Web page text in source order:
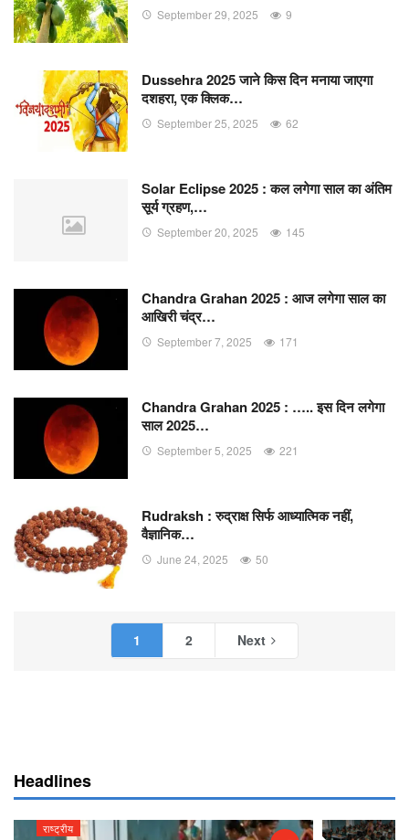
September 29, 2025 9
Dussehra 2025 जाने किस दिन मनाया जाएगा
दशहरा, एक क्लिक…
September 25, 2025 62
Solar Eclipse 2025 : कल लगेगा साल का अंतिम
सूर्य ग्रहण,…
September 20, 2025 145
Chandra Grahan 2025 : आज लगेगा साल का
आखिरी चंद्र…
September 7, 2025 171
Chandra Grahan 2025 : ….. इस दिन लगेगा
साल 2025…
September 5, 2025 221
Rudraksh : रुद्राक्ष सिर्फ आध्यात्मिक नहीं,
वैज्ञानिक…
June 24, 2025 50
1 2 Next
Headlines
राष्ट्रीय राष्ट्रीय